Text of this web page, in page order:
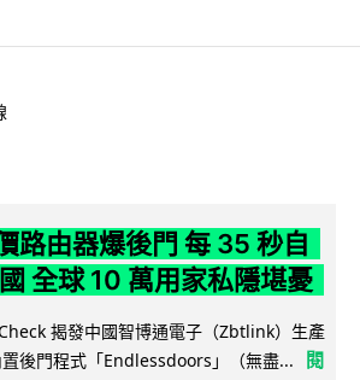
路由器爆後門 每 35 秒自
全球 10 萬用家私隱堪憂
揭發中國智博通電子（Zbtlink）生產
後門程式「Endlessdoors」（無盡...
閱